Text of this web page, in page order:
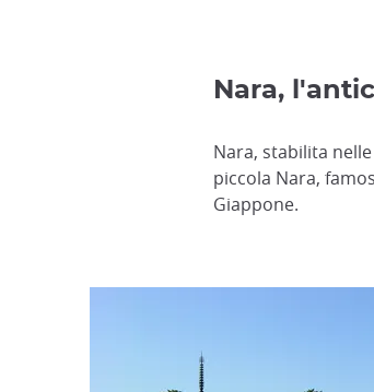
Nara,
Nara, stabilita
piccola Nara,
Giappone.